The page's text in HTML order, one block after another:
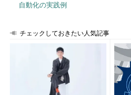
自動化の実践例
チェックしておきたい人気記事